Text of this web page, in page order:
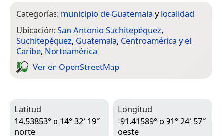
Categorías: municipio de Guatemala ylocalidad
Ubicación:San Antonio Suchitepéquez,
Suchitepéquez, Guatemala, Centroamérica y el
Caribe, Norteamérica
Ver en Open­Street­Map
Latitud
14.53853° o 14° 32′ 19″
norte
Longitud
-91.41589° o 91° 24′ 57″
oeste